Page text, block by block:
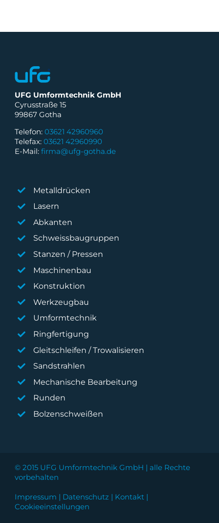
UFG Umformtechnik GmbH
Cyrusstraße 15
99867 Gotha
Telefon: 03621 42960960
Telefax: 03621 42960990
E-Mail: firma@ufg-gotha.de
Metalldrücken
Lasern
Abkanten
Schweissbaugruppen
Stanzen / Pressen
Maschinenbau
Konstruktion
Werkzeugbau
Umformtechnik
Ringfertigung
Gleitschleifen / Trowalisieren
Sandstrahlen
Mechanische Bearbeitung
Runden
Bolzenschweißen
© 2015 UFG Umformtechnik GmbH | alle Rechte
vorbehalten
Impressum | Datenschutz | Kontakt |
Cookieeinstellungen